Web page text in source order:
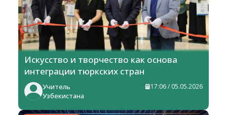
Искусство и творчество как основа
интеграции тюркских стран
Учитель
Узбекистана
17:06 / 05.05.2026